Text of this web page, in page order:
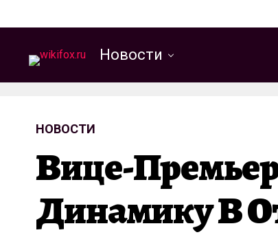
Новости
НОВОСТИ
Вице-
Динамику В